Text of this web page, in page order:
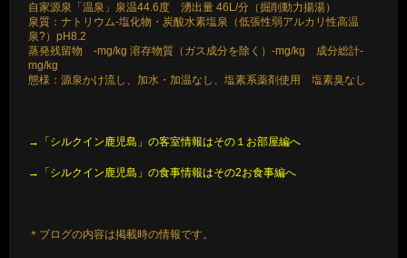
自家源泉「温泉」泉温44.6度 湧出量 46L/分（掘削動力揚湯）
泉質：ナトリウム-塩化物・炭酸水素塩泉（低張性弱アルカリ性高温
泉?）pH8.2
蒸発残留物 -mg/kg 溶存物質（ガス成分を除く）-mg/kg 成分総計-
mg/kg
態様：源泉かけ流し、加水・加温なし、塩素系薬剤使用 塩素臭なし
→「シルクイン鹿児島」の客室情報はその１お部屋編へ
→「シルクイン鹿児島」の食事情報はその2お食事編へ
＊ブログの内容は掲載時の情報です。